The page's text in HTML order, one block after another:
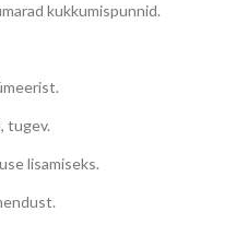
kukkumispunnid.
tugev.
lisamiseks.